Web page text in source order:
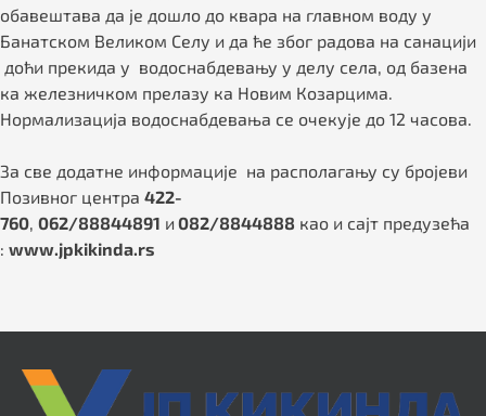
обавештава да је дошло до квара на главном воду у
Банатском Великом Селу и да ће због радова на санацији
доћи прекида у водоснабдевању у делу села, од базена
ка железничком прелазу ка Новим Козарцима.
Нормализација водоснабдевања се очекује до 12 часова.
За све додатне информације на располагању су бројеви
Позивног центра 422-
760 062/88844891 и 082/8844888 као и сајт предузећа
: www.jpkikinda.rs